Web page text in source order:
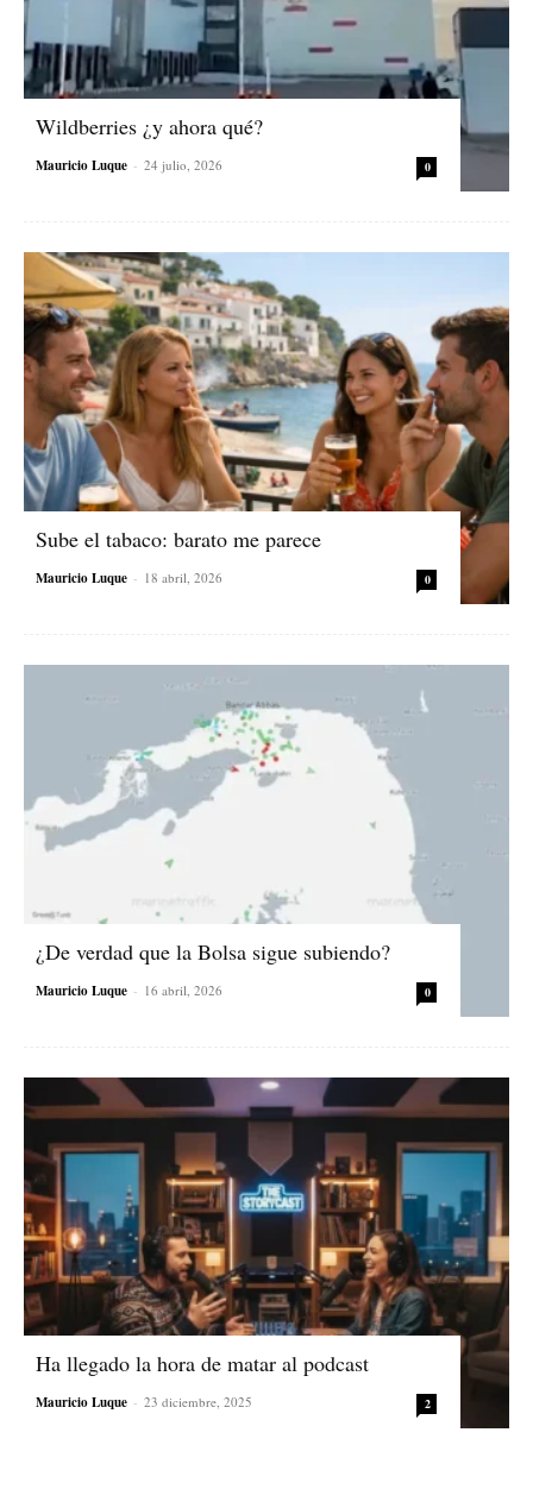
Wildberries ¿y ahora qué?
Mauricio Luque - 24 julio, 2026 0
Sube el tabaco: barato me parece
Mauricio Luque - 18 abril, 2026 0
¿De verdad que la Bolsa sigue subiendo?
Mauricio Luque - 16 abril, 2026 0
Ha llegado la hora de matar al podcast
Mauricio Luque - 23 diciembre, 2025 2